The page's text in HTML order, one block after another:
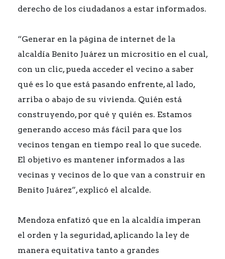
derecho de los ciudadanos a estar informados.
“Generar en la página de internet de la
alcaldía Benito Juárez un micrositio en el cual,
con un clic, pueda acceder el vecino a saber
qué es lo que está pasando enfrente, al lado,
arriba o abajo de su vivienda. Quién está
construyendo, por qué y quién es. Estamos
generando acceso más fácil para que los
vecinos tengan en tiempo real lo que sucede.
El objetivo es mantener informados a las
vecinas y vecinos de lo que van a construir en
Benito Juárez”, explicó el alcalde.
Mendoza enfatizó que en la alcaldía imperan
el orden y la seguridad, aplicando la ley de
manera equitativa tanto a grandes